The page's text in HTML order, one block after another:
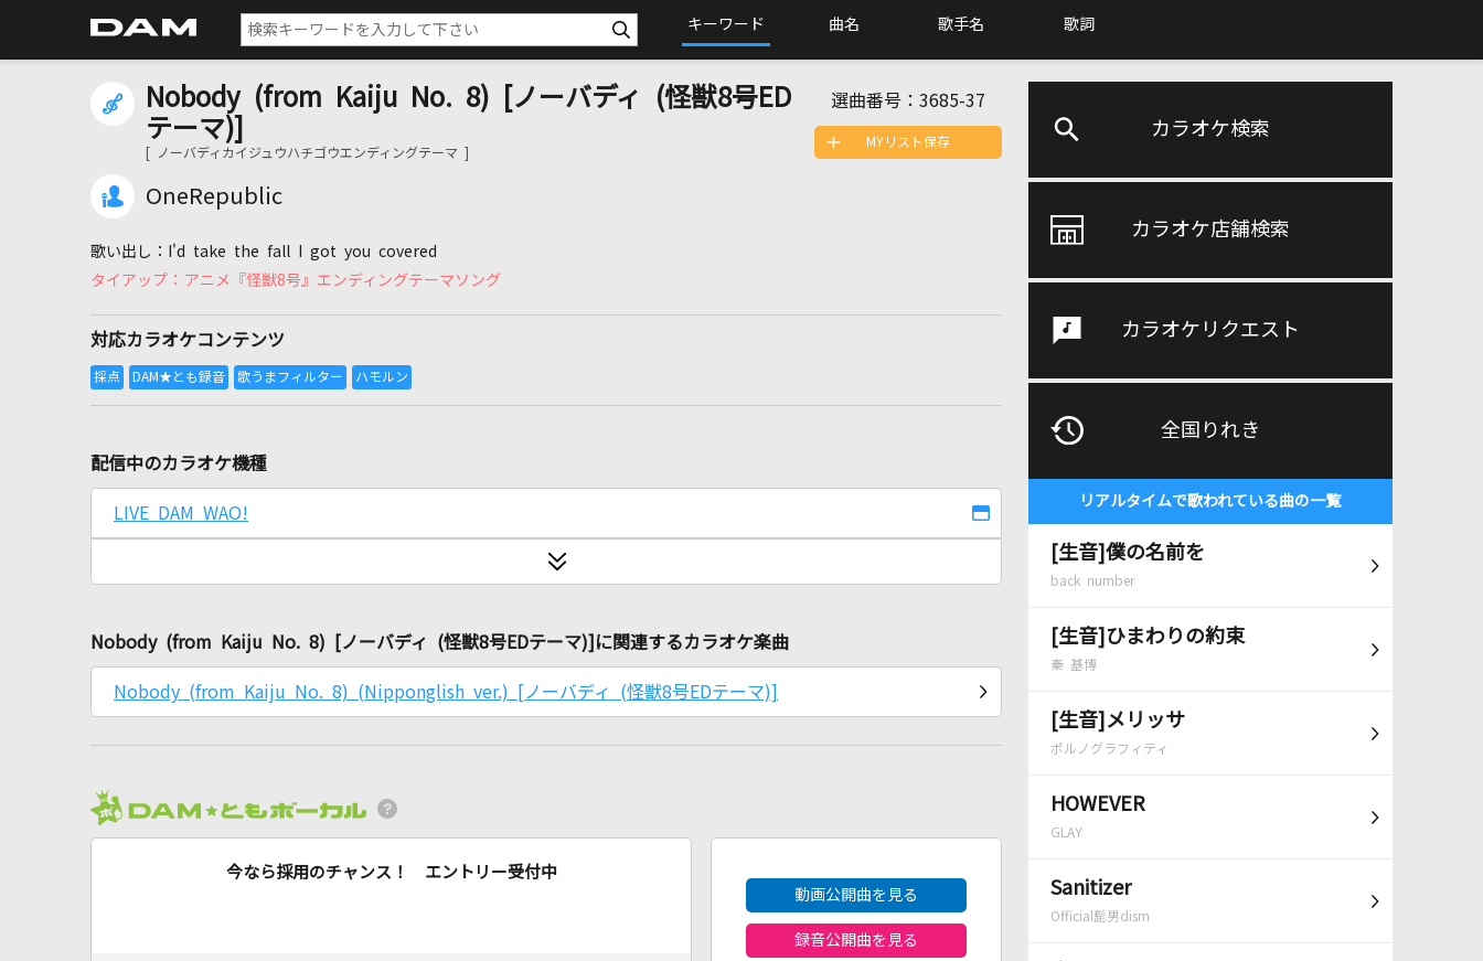
キーワード 曲名 歌手名 歌詞
カラオケ検索
カラオケ店舗検索
カラオケリクエスト
全国りれき
リアルタイムで歌われている曲の一覧
[生音]僕の名前を
back number
[生音]ひまわりの約束
秦 基博
[生音]メリッサ
ポルノグラフィティ
HOWEVER
GLAY
Sanitizer
Official髭男dism
Nobody (from Kaiju No. 8) [ノーバディ (怪獣8号ED
テーマ)]
[ ノーバディカイジュウハチゴウエンディングテーマ ]
OneRepublic
選曲番号： 3685-37
I'd take the fall I got you covered
アニメ『怪獣8号』エンディングテーマソング
対応カラオケコンテンツ
MYリスト保存
配信中のカラオケ機種
LIVE DAM WAO!
Nobody (from Kaiju No. 8) [ノーバディ (怪獣8号EDテーマ)]に関連するカラオケ楽曲
Nobody (from Kaiju No. 8) (Nipponglish ver.) [ノーバディ (怪獣8号EDテーマ)]
今なら採用のチャンス！ エントリー受付中
動画公開曲を見る
録音公開曲を見る